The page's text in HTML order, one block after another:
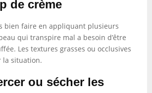
de crème
bien faire en appliquant plusieurs
qui transpire mal a besoin d’être
Les textures grasses ou occlusives
la situation.
ou sécher les